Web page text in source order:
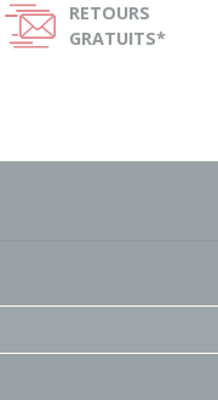
Ñ
RETOURS
GRATUITS*